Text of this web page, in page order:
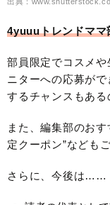
4yuuuトレンドママ
部員限定でコスメ
ニターへの応募が
するチャンスもあ
また、編集部のお
定クーポン”なども
さらに、今後は……